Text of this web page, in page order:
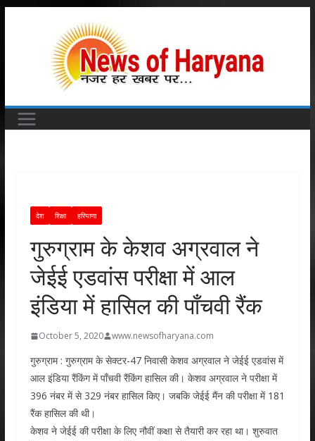
देश शिक्षा हरियाणा
गुरुग्राम के केशव अग्रवाल ने
जेईई एडवांस परीक्षा में आल
इंडिया में हासिल की पाँचवी रैंक
October 5, 2020 www.newsofharyana.com
गुरुग्राम : गुरुग्राम के सेक्टर-47 निवासी केशव अग्रवाल ने जेईई एडवांस में
आल इंडिया रैंकिंग में पाँचवी रैंकिंग हासिल की। केशव अग्रवाल ने परीक्षा में
396 नंबर में से 329 नंबर हासिल किए। जबकि जेईई मैंन की परीक्षा में 181
रैंक हासिल की थी।
केशव ने जेईई की परीक्षा के लिए नौवीं कक्षा से तैयारी कर रहा था। शुरुवात